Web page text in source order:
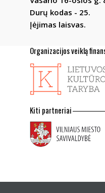
Durų kodas - 25.
Įėjimas laisvas.
Organizacijos veiklą
Kiti partneriai